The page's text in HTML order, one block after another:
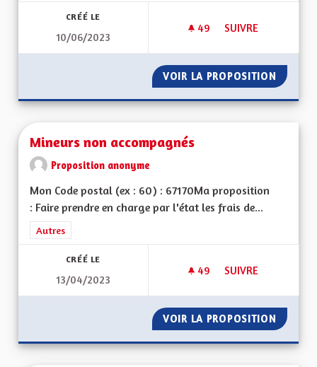
CRÉÉ LE
10/06/2023
49 49 ABONNÉS
SUIVRE
VOIR LA PROPOSITION UNE
Mineurs non accompagnés
Proposition anonyme
Mon Code postal (ex : 60) : 67170Ma proposition
: Faire prendre en charge par l'état les frais de...
Filtrer les résultats de la catégorie : Autres
Autres
CRÉÉ LE
13/04/2023
49 49 ABONNÉS
SUIVRE
VOIR LA PROPOSITION